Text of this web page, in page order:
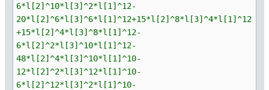
6*l[2]^10*l[3]^2*l[1]^12-
20*l[2]^6*l[3]^6*l[1]^12+15*l[2]^8*l[3]^4*l[1]^12
+15*l[2]^4*l[3]^8*l[1]^12-
6*l[2]^2*l[3]^10*l[1]^12-
48*l[2]^4*l[3]^10*l[1]^10-
12*l[2]^2*l[3]^12*l[1]^10-
6*l[2]^12*l[3]^2*l[1]^10-